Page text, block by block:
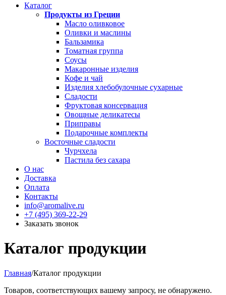
Каталог
Продукты из Греции
Масло оливковое
Оливки и маслины
Бальзамика
Томатная группа
Соусы
Макаронные изделия
Кофе и чай
Изделия хлебобулочные сухарные
Сладости
Фруктовая консервация
Овощные деликатесы
Приправы
Подарочные комплекты
Восточные сладости
Чурчхела
Пастила без сахара
О нас
Доставка
Оплата
Контакты
info@aromalive.ru
+7 (495) 369-22-29
Заказать звонок
Каталог продукции
Главная/Каталог продукции
Товаров, соответствующих вашему запросу, не обнаружено.